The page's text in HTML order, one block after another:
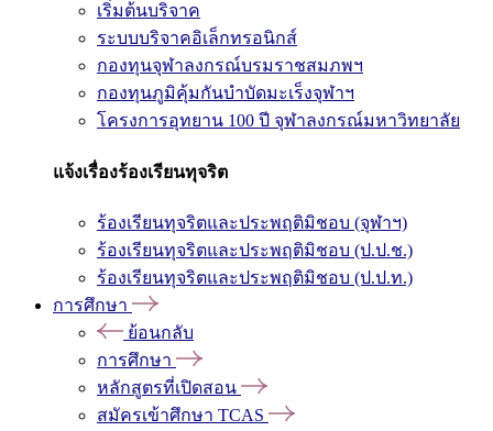
เริ่มต้นบริจาค
ระบบบริจาคอิเล็กทรอนิกส์
กองทุนจุฬาลงกรณ์บรมราชสมภพฯ
กองทุนภูมิคุ้มกันบำบัดมะเร็งจุฬาฯ
โครงการอุทยาน 100 ปี จุฬาลงกรณ์มหาวิทยาลัย
แจ้งเรื่องร้องเรียนทุจริต
ร้องเรียนทุจริตและประพฤติมิชอบ (จุฬาฯ)
ร้องเรียนทุจริตและประพฤติมิชอบ (ป.ป.ช.)
ร้องเรียนทุจริตและประพฤติมิชอบ (ป.ป.ท.)
การศึกษา
ย้อนกลับ
การศึกษา
หลักสูตรที่เปิดสอน
สมัครเข้าศึกษา TCAS